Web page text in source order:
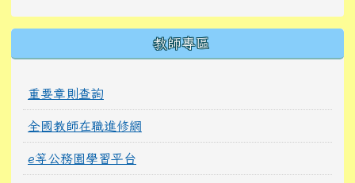
教師專區
重要章則查詢
全國教師在職進修網
e等公務園學習平台